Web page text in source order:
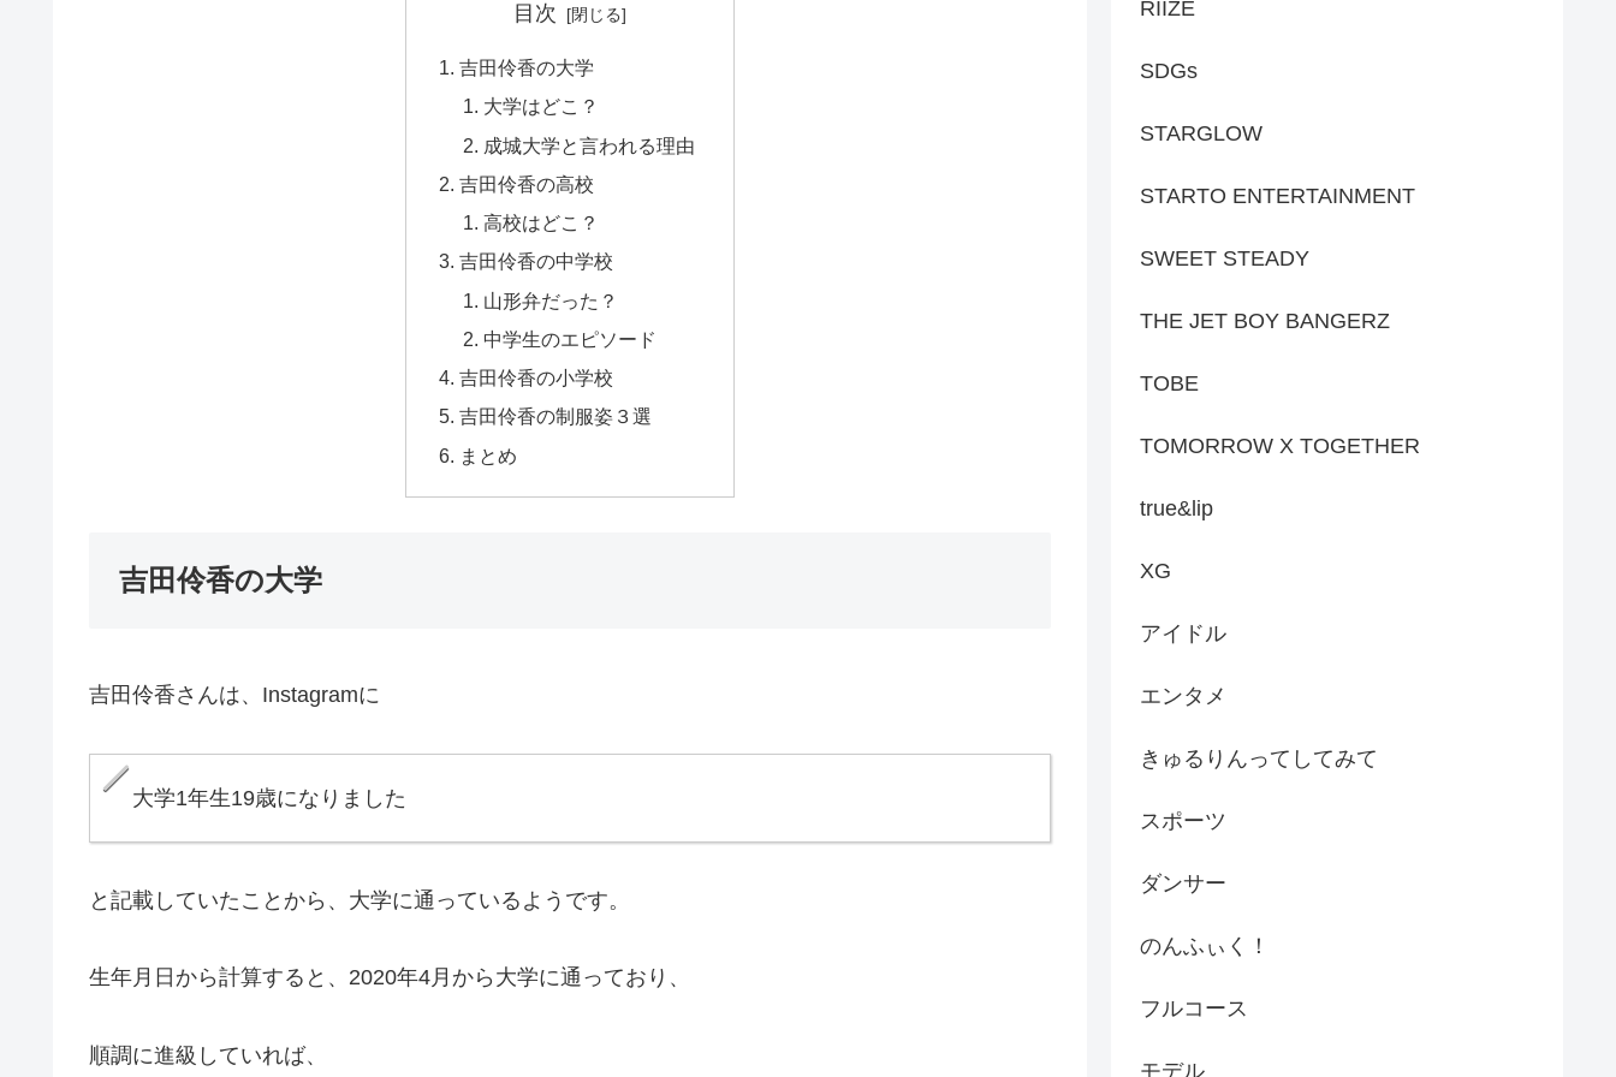
目次
吉田伶香の大学
大学はどこ？
成城大学と言われる理由
吉田伶香の高校
高校はどこ？
吉田伶香の中学校
山形弁だった？
中学生のエピソード
吉田伶香の小学校
吉田伶香の制服姿３選
まとめ
吉田伶香の大学
吉田伶香さんは、Instagramに
大学1年生19歳になりました
と記載していたことから、大学に通っているようです。
生年月日から計算すると、2020年4月から大学に通っており、
順調に進級していれば、
RIIZE
SDGs
STARGLOW
STARTO ENTERTAINMENT
SWEET STEADY
THE JET BOY BANGERZ
TOBE
TOMORROW X TOGETHER
true&lip
XG
アイドル
エンタメ
きゅるりんってしてみて
スポーツ
ダンサー
のんふぃく！
フルコース
モデル